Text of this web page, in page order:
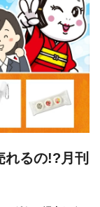
れるの!?月刊